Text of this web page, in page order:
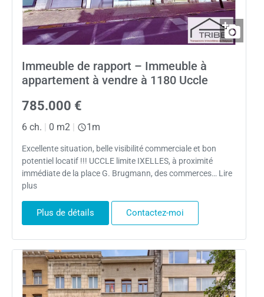
Immeuble de rapport – Immeuble à
appartement à vendre à 1180 Uccle
785.000 €
6 ch. | 0 m2 | 1m
Excellente situation, belle visibilité commerciale et bon
potentiel locatif !!! UCCLE limite IXELLES, à proximité
immédiate de la place G. Brugmann, des commerces… Lire
plus
Plus de détails Contactez-moi